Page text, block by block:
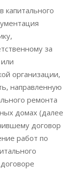
капитального
за
организации,
направленную
ремонта
домах (далее
договор
работ по